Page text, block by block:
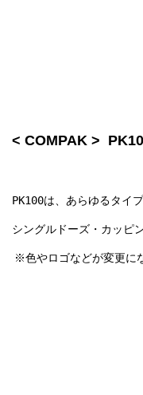
< COMPAK >
PK100は、あらゆるタイ
シングルドーズ・カッピ
※色やロゴなどが変更に